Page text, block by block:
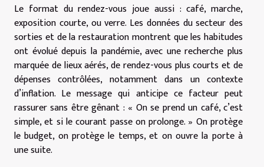
Le format du rendez-vous joue aussi : café, marche,
exposition courte, ou verre. Les données du secteur des
sorties et de la restauration montrent que les habitudes
ont évolué depuis la pandémie, avec une recherche plus
marquée de lieux aérés, de rendez-vous plus courts et de
dépenses contrôlées, notamment dans un contexte
d’inflation. Le message qui anticipe ce facteur peut
rassurer sans être gênant : « On se prend un café, c’est
simple, et si le courant passe on prolonge. » On protège
le budget, on protège le temps, et on ouvre la porte à
une suite.